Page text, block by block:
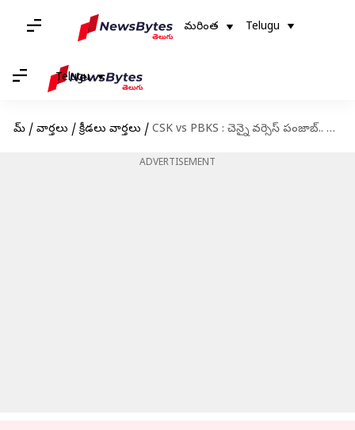
మరింత Telugu
Telugu
హోమ్ / వార్తలు / క్రీడలు వార్తలు / CSK vs PBKS : చెన్నై వర్సెస్ పంజాబ్.. ఇవాళ 5 రికార్డులు బద్దలయ్యే అవకాశం!
ADVERTISEMENT